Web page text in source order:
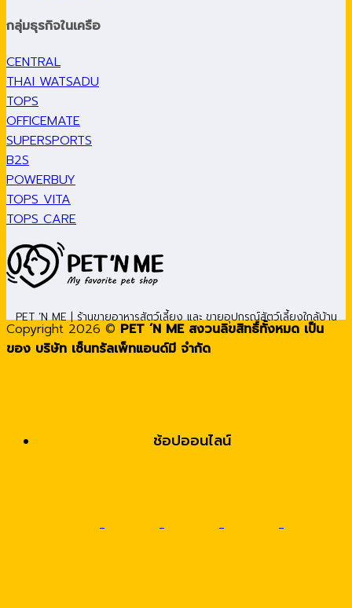
กลุ่มธุรกิจในเครือ
CENTRAL
THAI WATSADU
TOPS
OFFICEMATE
SUPERSPORTS
B2S
POWERBUY
TOPS VITA
TOPS CARE
PET ’N ME | ร้านขายอาหารสัตว์เลี้ยง และ ขายอุปกรณ์สัตว์เลี้ยงใกล้บ้าน
Copyright 2026 © PET ’N ME สงวนลิขสิทธิ์ทั้งหมด เป็น
ของ บริษัท เซ็นทรัลเพ็ทแอนด์มี จำกัด
ช้อปออนไลน์